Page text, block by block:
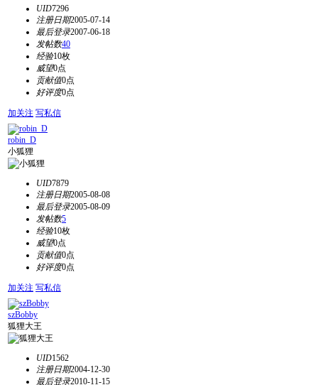
UID7296
注册日期2005-07-14
最后登录2007-06-18
发帖数40
经验10枚
威望0点
贡献值0点
好评度0点
加关注 写私信
robin_D
小狐狸
UID7879
注册日期2005-08-08
最后登录2005-08-09
发帖数5
经验10枚
威望0点
贡献值0点
好评度0点
加关注 写私信
szBobby
狐狸大王
UID1562
注册日期2004-12-30
最后登录2010-11-15